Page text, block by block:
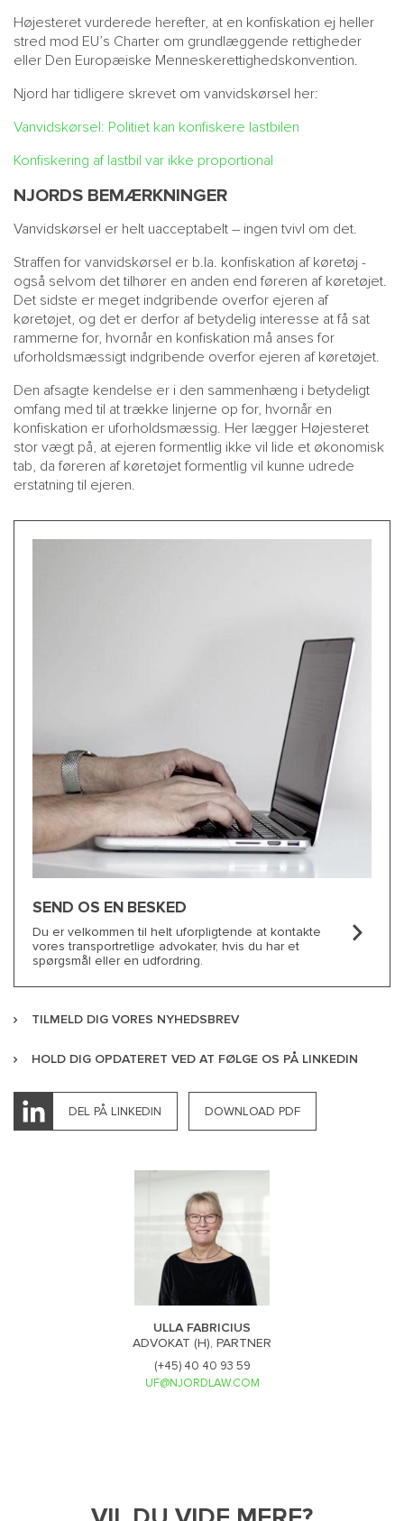
Højesteret vurderede herefter, at en konfiskation ej heller
stred mod EU’s Charter om grundlæggende rettigheder
eller Den Europæiske Menneskerettighedskonvention.
Njord har tidligere skrevet om vanvidskørsel her:
Vanvidskørsel: Politiet kan konfiskere lastbilen
Konfiskering af lastbil var ikke proportional
NJORDS BEMÆRKNINGER
Vanvidskørsel er helt uacceptabelt – ingen tvivl om det.
Straffen for vanvidskørsel er b.la. konfiskation af køretøj -
også selvom det tilhører en anden end føreren af køretøjet.
Det sidste er meget indgribende overfor ejeren af
køretøjet, og det er derfor af betydelig interesse at få sat
rammerne for, hvornår en konfiskation må anses for
uforholdsmæssigt indgribende overfor ejeren af køretøjet.
Den afsagte kendelse er i den sammenhæng i betydeligt
omfang med til at trække linjerne op for, hvornår en
konfiskation er uforholdsmæssig. Her lægger Højesteret
stor vægt på, at ejeren formentlig ikke vil lide et økonomisk
tab, da føreren af køretøjet formentlig vil kunne udrede
erstatning til ejeren.
SEND OS EN BESKED
Du er velkommen til helt uforpligtende at kontakte
vores transportretlige advokater, hvis du har et
spørgsmål eller en udfordring.
TILMELD DIG VORES NYHEDSBREV
HOLD DIG OPDATERET VED AT FØLGE OS PÅ LINKEDIN
DEL PÅ LINKEDIN DOWNLOAD PDF
ULLA FABRICIUS
ADVOKAT (H), PARTNER
(+45) 40 40 93 59
UF@NJORDLAW.COM